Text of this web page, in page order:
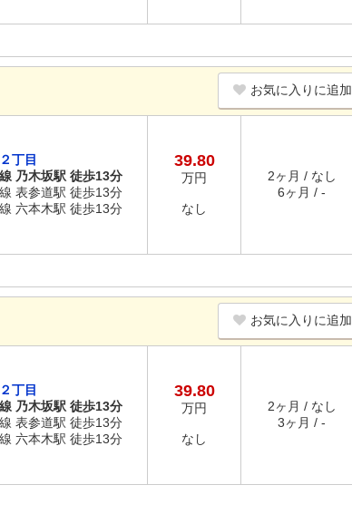
お気に入りに追加
丁目
乃木坂駅 徒歩13分
表参道駅 徒歩13分
六本木駅 徒歩13分
39.80
万円
なし
2ヶ月 / なし
6ヶ月 / -
お気に入りに追加
丁目
乃木坂駅 徒歩13分
表参道駅 徒歩13分
六本木駅 徒歩13分
39.80
万円
なし
2ヶ月 / なし
3ヶ月 / -